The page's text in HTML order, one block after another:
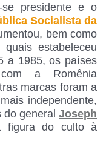
se presidente e o
Socialista da
bem como
estabeleceu
a 1985, os países
a Romênia
marcas foram a
independente,
do general Joseph
figura do culto à